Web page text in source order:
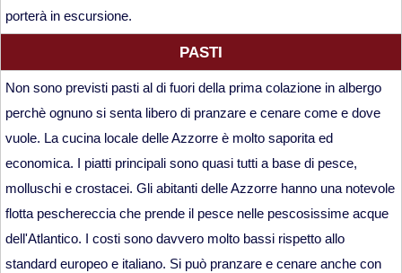
porterà in escursione.
PASTI
Non sono previsti pasti al di fuori della prima colazione in albergo
perchè ognuno si senta libero di pranzare e cenare come e dove
vuole. La cucina locale delle Azzorre è molto saporita ed
economica. I piatti principali sono quasi tutti a base di pesce,
molluschi e crostacei. Gli abitanti delle Azzorre hanno una notevole
flotta peschereccia che prende il pesce nelle pescosissime acque
dell'Atlantico. I costi sono davvero molto bassi rispetto allo
standard europeo e italiano. Si può pranzare e cenare anche con